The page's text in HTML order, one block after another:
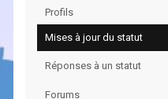
Profils
Mises à jour du statut
Réponses à un statut
Forums